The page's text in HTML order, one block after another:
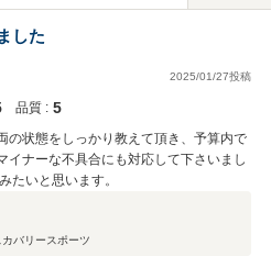
した
2025/01/27投稿
品質 : 5
の状態をしっかり教えて頂き、予算内で
イナーな不具合にも対応して下さいまし
たいと思います。
バリースポーツ